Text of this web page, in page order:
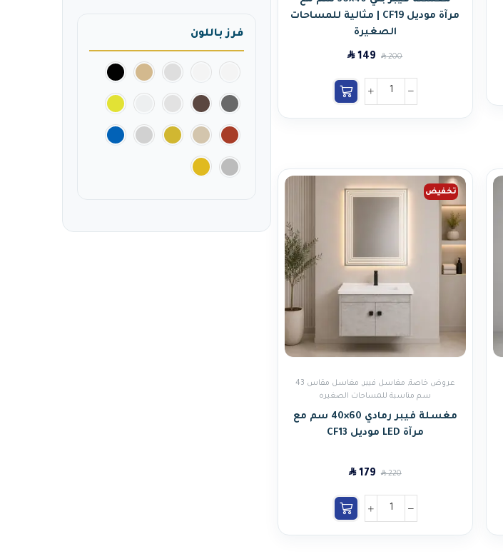
مرآة موديل CF19 | مثالية للمساحات
الصغيرة
SAR200
SAR149
تخفيض
عروض خاصة, مغاسل فيبر,
مغاسل مقاس 43
سم مناسبة للمساحات الصغيره
مغسلة فيبر رمادي 60×40 سم مع
مرآة LED موديل CF13
SAR220
SAR179
فرز باللون